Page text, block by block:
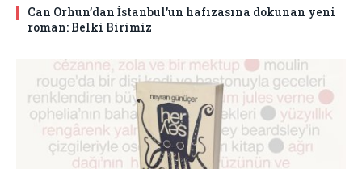
Can Orhun’dan İstanbul’un hafızasına dokunan yeni
roman: Belki Birimiz